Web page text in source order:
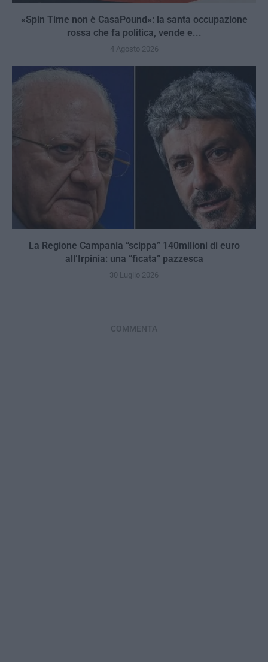
«Spin Time non è CasaPound»: la santa occupazione
rossa che fa politica, vende e...
4 Agosto 2026
La Regione Campania “scippa” 140milioni di euro
all’Irpinia: una “ficata” pazzesca
30 Luglio 2026
COMMENTA